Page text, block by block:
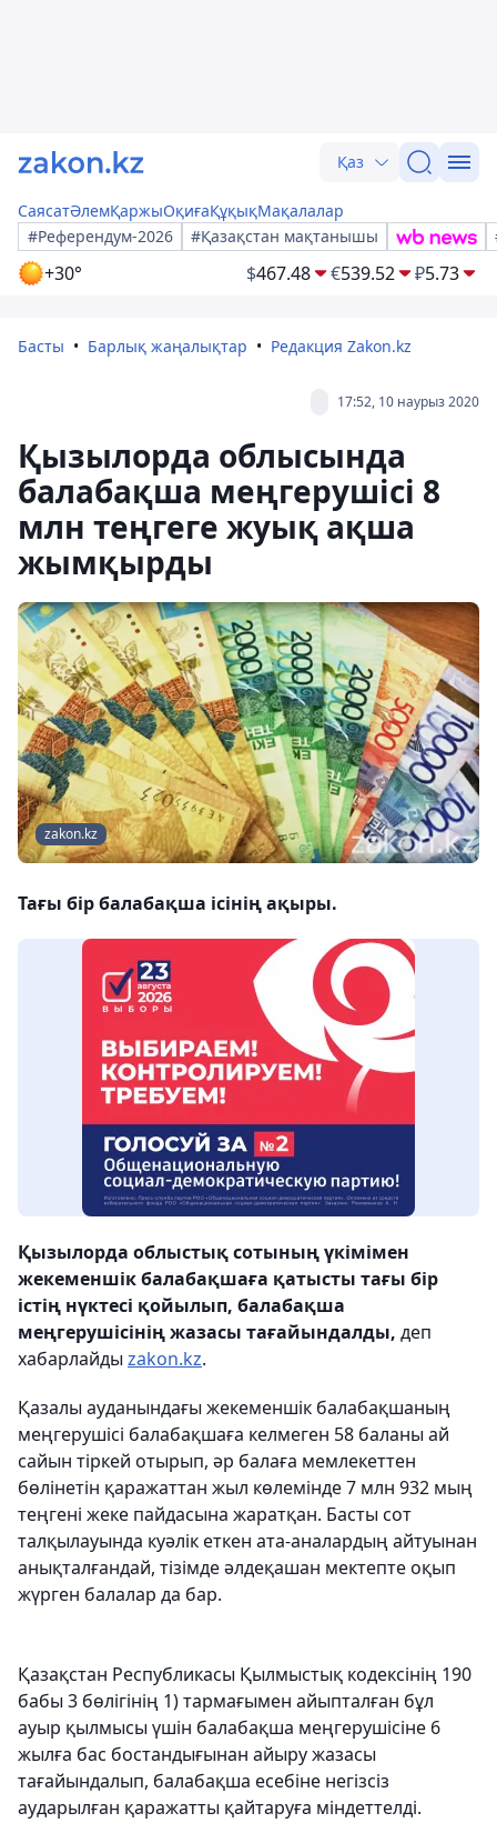
Қаз
СаясатӘлемҚаржыОқиғаҚұқықМақалалар
#Референдум-2026
#Қазақстан мақтанышы
+30° $467.48 €539.52 ₽5.73
Басты Барлық жаңалықтар Редакция Zakon.kz
17:52, 10 наурыз 2020
Қызылорда облысында
балабақша меңгерушісі 8
млн теңгеге жуық ақша
жымқырды
zakon.kz
Тағы бір балабақша ісінің ақыры.
Қызылорда облыстық сотының үкімімен
жекеменшік балабақшаға қатысты тағы бір
істің нүктесі қойылып, балабақша
меңгерушісінің жазасы тағайындалды, деп
хабарлайды zakon.kz.
Қазалы ауданындағы жекеменшік балабақшаның
меңгерушісі балабақшаға келмеген 58 баланы ай
сайын тіркей отырып, әр балаға мемлекеттен
бөлінетін қаражаттан жыл көлемінде 7 млн 932 мың
теңгені жеке пайдасына жаратқан. Басты сот
талқылауында куәлік еткен ата-аналардың айтуынан
анықталғандай, тізімде әлдеқашан мектепте оқып
жүрген балалар да бар.
Қазақстан Республикасы Қылмыстық кодексінің 190
бабы 3 бөлігінің 1) тармағымен айыпталған бұл
ауыр қылмысы үшін балабақша меңгерушісіне 6
жылға бас бостандығынан айыру жазасы
тағайындалып, балабақша есебіне негізсіз
аударылған қаражатты қайтаруға міндеттелді.